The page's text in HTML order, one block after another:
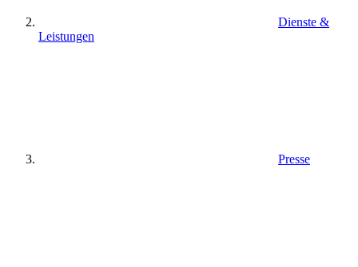
Dienste &
Leistungen
Presse